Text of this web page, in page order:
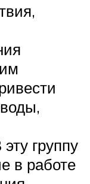
группу
в работе